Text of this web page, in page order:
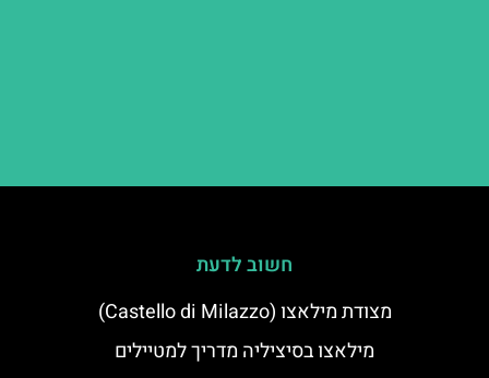
חשוב לדעת
מצודת מילאצו (Castello di Milazzo)
מילאצו בסיציליה מדריך למטיילים